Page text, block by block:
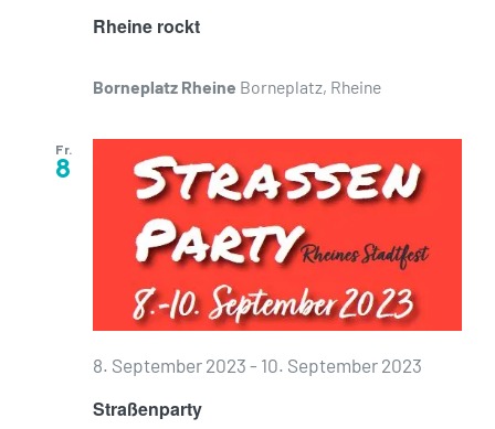
Rheine rockt
Borneplatz Rheine Borneplatz, Rheine
Fr.
8
Straßenparty
8. September 2023 - 10. September 2023